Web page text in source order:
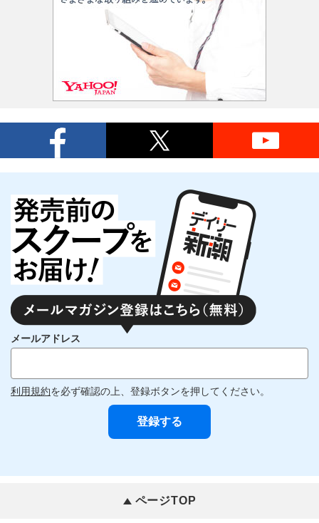
メールアドレス
利用規約を必ず確認の上、登録ボタンを押してください。
ページTOP